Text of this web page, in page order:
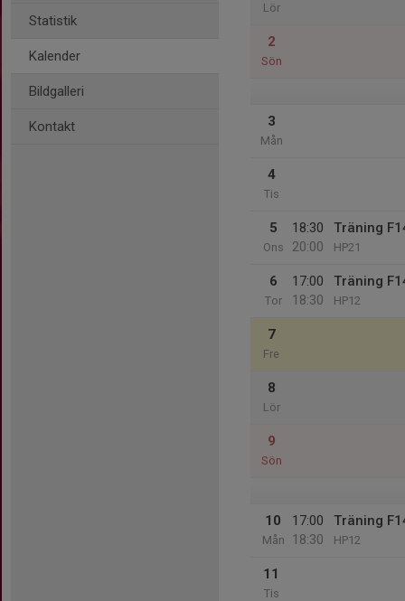
Statistik
Kalender
Bildgalleri
Kontakt
Lör
2
Sön
3
Mån
4
Tis
5
Ons
18:30
20:00
Träning
HP21
6
Tor
17:00
18:30
Träning
HP12
7
Fre
8
Lör
9
Sön
10
Mån
17:00
18:30
Träning
HP12
11
Tis